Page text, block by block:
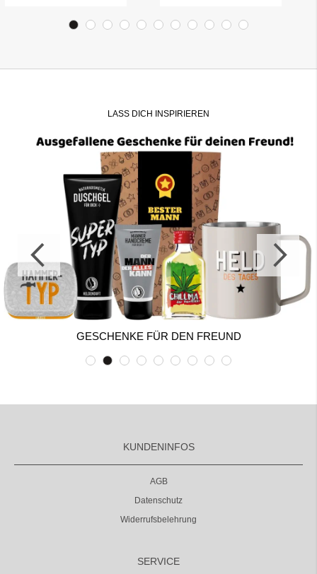
LASS DICH INSPIRIEREN
GESCHENKE FÜR DEN FREUND
KUNDENINFOS
AGB
Datenschutz
Widerrufsbelehrung
SERVICE